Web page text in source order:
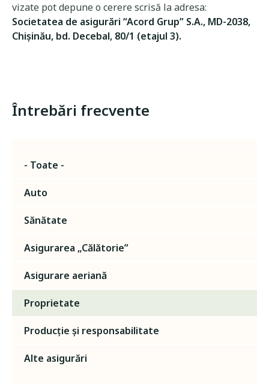
vizate pot depune o cerere scrisă la adresa:
Societatea de asigurări “Acord Grup” S.A., MD-2038,
Chișinău, bd. Decebal, 80/1 (etajul 3).
Întrebări frecvente
- Toate -
Auto
Sănătate
Asigurarea „Călătorie”
Asigurare aeriană
Proprietate
Producție și responsabilitate
Alte asigurări